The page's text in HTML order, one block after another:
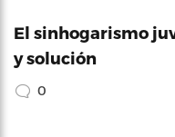
El sinhogarismo
y solución
0